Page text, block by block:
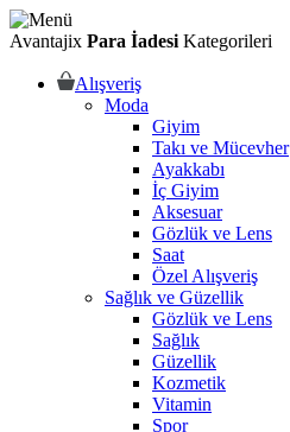
Avantajix Para İadesi Kategorileri
Alışveriş
Moda
Giyim
Takı ve Mücevher
Ayakkabı
İç Giyim
Aksesuar
Gözlük ve Lens
Saat
Özel Alışveriş
Sağlık ve Güzellik
Gözlük ve Lens
Sağlık
Güzellik
Kozmetik
Vitamin
Spor